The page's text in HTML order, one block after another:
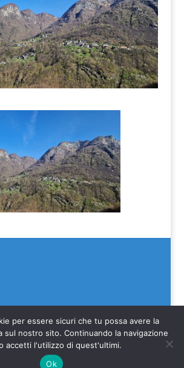
(C) SEIM 2022
credits Make IT Better SAGL
per essere sicuri che tu possa avere la
sul nostro sito. Continuando la navigazione
accetti l'utilizzo di quest'ultimi.
Ok